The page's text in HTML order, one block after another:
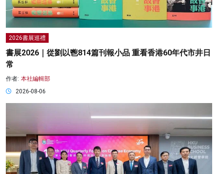
2026書展巡禮
書展2026｜從劉以鬯814篇刊報小品 重看香港60年代市井日
常
作者: 本社編輯部
2026-08-06